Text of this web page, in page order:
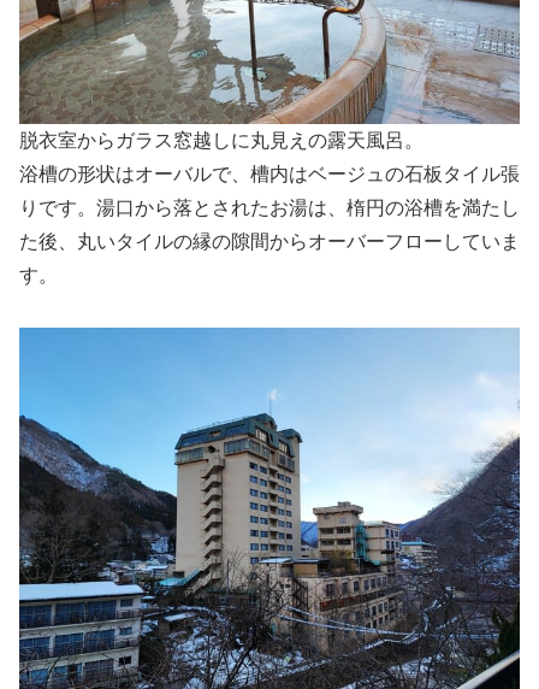
脱衣室からガラス窓越しに丸見えの露天風呂。
浴槽の形状はオーバルで、槽内はベージュの石板タイル張
りです。湯口から落とされたお湯は、楕円の浴槽を満たし
た後、丸いタイルの縁の隙間からオーバーフローしていま
す。